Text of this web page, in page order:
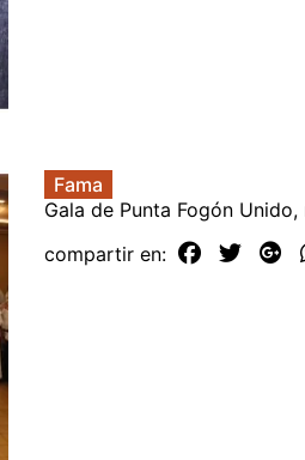
Fama
Gala de Punta Fogón
compartir en: